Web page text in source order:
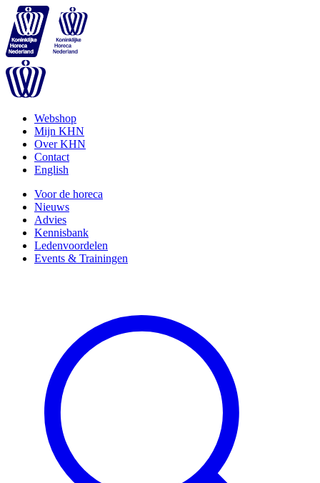
Webshop
Mijn KHN
Over KHN
Contact
English
Voor de horeca
Nieuws
Advies
Kennisbank
Ledenvoordelen
Events & Trainingen